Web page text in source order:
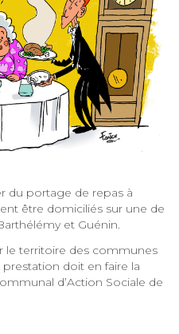
du portage de repas à
être domiciliés sur une de
et Guénin.
le territoire des communes
doit en faire la
d’Action Sociale de